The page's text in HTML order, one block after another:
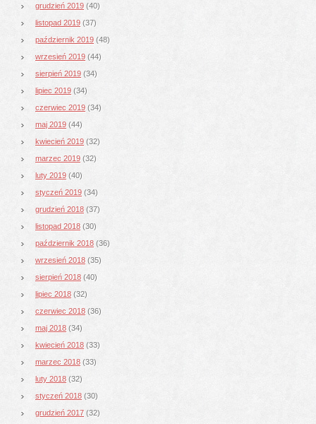
grudzień 2019 (40)
listopad 2019 (37)
październik 2019 (48)
wrzesień 2019 (44)
sierpień 2019 (34)
lipiec 2019 (34)
czerwiec 2019 (34)
maj 2019 (44)
kwiecień 2019 (32)
marzec 2019 (32)
luty 2019 (40)
styczeń 2019 (34)
grudzień 2018 (37)
listopad 2018 (30)
październik 2018 (36)
wrzesień 2018 (35)
sierpień 2018 (40)
lipiec 2018 (32)
czerwiec 2018 (36)
maj 2018 (34)
kwiecień 2018 (33)
marzec 2018 (33)
luty 2018 (32)
styczeń 2018 (30)
grudzień 2017 (32)